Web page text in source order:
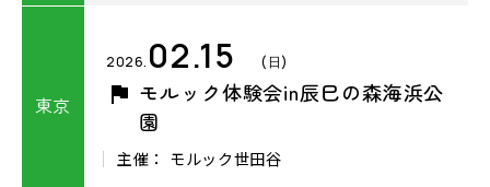
東京
2026. 02.15 (日)
モルック体験会in辰巳の森海浜公
園
主催： モルック世田谷